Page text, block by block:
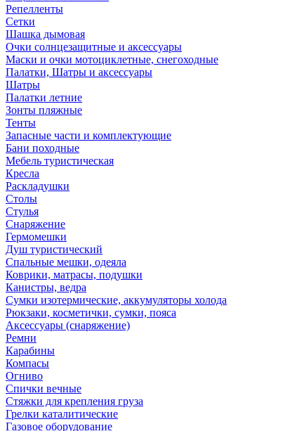
Репелленты
Сетки
Шашка дымовая
Очки солнцезащитные и аксессуары
Маски и очки мотоциклетные, снегоходные
Палатки, Шатры и аксессуары
Шатры
Палатки летние
Зонты пляжные
Тенты
Запасные части и комплектующие
Бани походные
Мебель туристическая
Кресла
Раскладушки
Столы
Стулья
Снаряжение
Гермомешки
Душ туристический
Спальные мешки, одеяла
Коврики, матрасы, подушки
Канистры, ведра
Сумки изотермические, аккумуляторы холода
Рюкзаки, косметички, сумки, пояса
Аксессуары (снаряжение)
Ремни
Карабины
Компасы
Огниво
Спички вечные
Стяжки для крепления груза
Грелки каталитические
Газовое оборудование